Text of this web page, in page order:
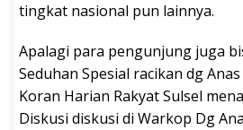
tingkat nasional pun lainnya.
Apalagi para pengunjung juga
Seduhan Spesial racikan dg
Koran Harian Rakyat Sulsel
Diskusi diskusi di Warkop Dg